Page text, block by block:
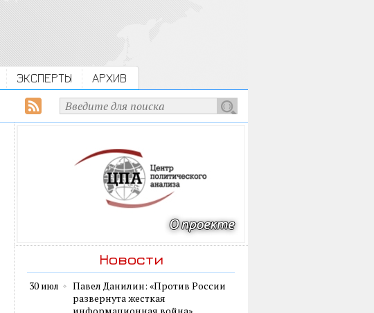
ЭКСПЕРТЫ АРХИВ
Новости
30 июл
Павел Данилин: «Против России
развернута жесткая